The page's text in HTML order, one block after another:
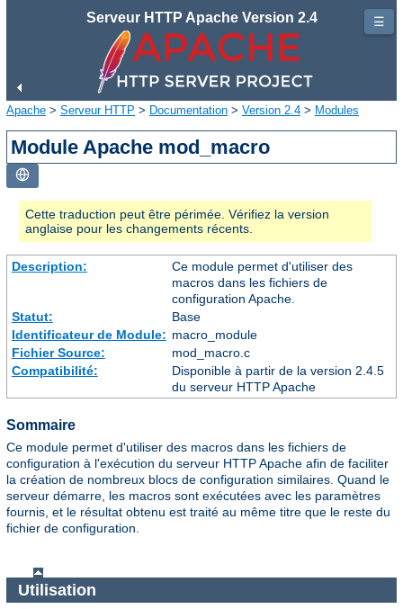
Serveur HTTP Apache Version 2.4
Apache > Serveur HTTP > Documentation > Version 2.4 > Modules
Module Apache mod_macro
Cette traduction peut être périmée. Vérifiez la version
anglaise pour les changements récents.
Description:
Ce module permet d'utiliser des
macros dans les fichiers de
configuration Apache.
Statut:
Base
Identificateur de Module: macro_module
Fichier Source:
mod_macro.c
Compatibilité:
Disponible à partir de la version 2.4.5
du serveur HTTP Apache
Sommaire
Ce module permet d'utiliser des macros dans les fichiers de
configuration à l'exécution du serveur HTTP Apache afin de faciliter
la création de nombreux blocs de configuration similaires. Quand le
serveur démarre, les macros sont exécutées avec les paramètres
fournis, et le résultat obtenu est traité au même titre que le reste du
fichier de configuration.
Utilisation
☰